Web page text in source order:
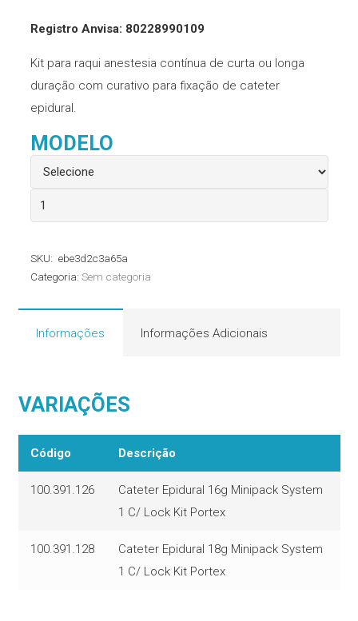
Registro Anvisa: 80228990109
Kit para raqui anestesia contínua de curta ou longa
duração com curativo para fixação de cateter
epidural.
MODELO
Cateter
Epidural
System
Com
Lockit
SKU: ebe3d2c3a65a
Categoria: Sem categoria
Informações Informações Adicionais
VARIAÇÕES
Código Descrição
100.391.126
Cateter Epidural 16g Minipack System
1 C/ Lock Kit Portex
100.391.128
Cateter Epidural 18g Minipack System
1 C/ Lock Kit Portex